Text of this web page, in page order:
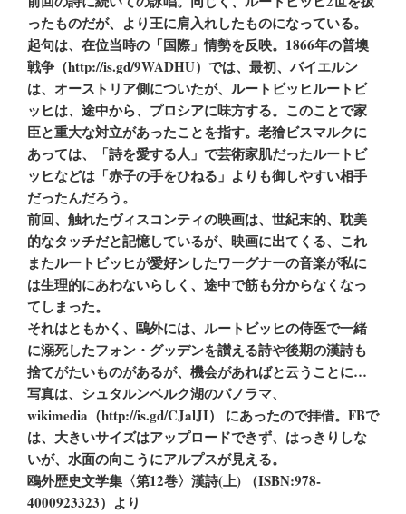
ったものだが、より王に肩入れしたものになっている。
起句は、在位当時の「国際」情勢を反映。1866年の普墺
戦争（http://is.gd/9WADHU）では、最初、バイエルン
は、オーストリア側についたが、ルートビッヒルートビ
ッヒは、途中から、プロシアに味方する。このことで家
臣と重大な対立があったことを指す。老獪ビスマルクに
あっては、「詩を愛する人」で芸術家肌だったルートビ
ッヒなどは「赤子の手をひねる」よりも御しやすい相手
だったんだろう。
前回、触れたヴィスコンティの映画は、世紀末的、耽美
的なタッチだと記憶しているが、映画に出てくる、これ
またルートビッヒが愛好ンしたワーグナーの音楽が私に
は生理的にあわないらしく、途中で筋も分からなくなっ
てしまった。
それはともかく、鷗外には、ルートビッヒの侍医で一緒
に溺死したフォン・グッデンを讃える詩や後期の漢詩も
捨てがたいものがあるが、機会があればと云うことに…
写真は、シュタルンベルク湖のパノラマ、
wikimedia（http://is.gd/CJalJI） にあったので拝借。FBで
は、大きいサイズはアップロードできず、はっきりしな
いが、水面の向こうにアルプスが見える。
鴎外歴史文学集〈第12巻〉漢詩(上) （ISBN:978-
4000923323）より